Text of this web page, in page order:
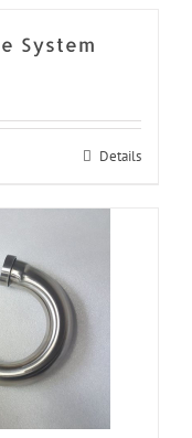
System
Details